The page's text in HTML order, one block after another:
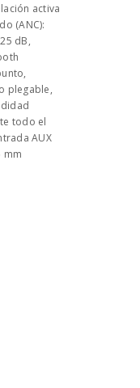
activa
(ANC):
dB,
plegable,
todo el
AUX
mm